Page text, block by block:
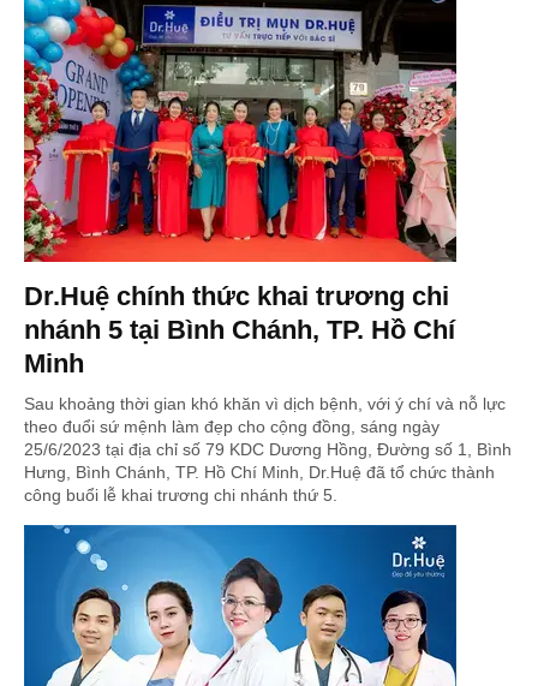
Dr.Huệ chính thức khai trương chi
nhánh 5 tại Bình Chánh, TP. Hồ Chí
Minh
Sau khoảng thời gian khó khăn vì dịch bệnh, với ý chí và nỗ lực
theo đuổi sứ mệnh làm đẹp cho cộng đồng, sáng ngày
25/6/2023 tại địa chỉ số 79 KDC Dương Hồng, Đường số 1, Bình
Hưng, Bình Chánh, TP. Hồ Chí Minh, Dr.Huệ đã tổ chức thành
công buổi lễ khai trương chi nhánh thứ 5.